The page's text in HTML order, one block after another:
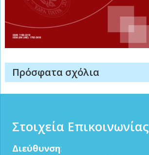
Πρόσφατα σχόλια
Στοιχεία Επικοινωνίας
Διεύθυνση: